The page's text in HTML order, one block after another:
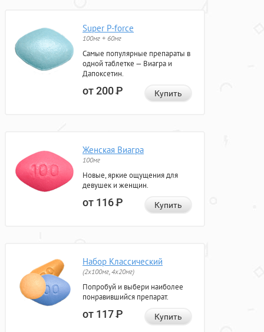
Super P-force
100мг + 60мг
Самые популярные препараты в
одной таблетке — Виагра и
Дапоксетин.
от 200Р Купить
Женская Виагра
100мг
Новые, яркие ощущения для
девушек и женщин.
от 116Р Купить
Набор Классический
(2x100мг, 4x20мг)
Попробуй и выбери наиболее
понравившийся препарат.
от 117Р Купить